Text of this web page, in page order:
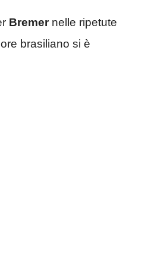
Bremernelle ripetute
brasiliano si è